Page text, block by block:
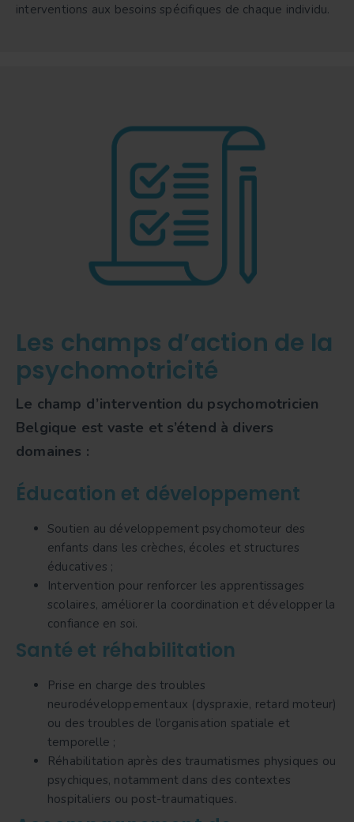
interventions aux besoins spécifiques de chaque individu.
Les champs d’action de la
psychomotricité
Le champ d’intervention du psychomotricien
Belgique est vaste et s’étend à divers
domaines :
Éducation et développement
Soutien au développement psychomoteur des
enfants dans les crèches, écoles et structures
éducatives ;
Intervention pour renforcer les apprentissages
scolaires, améliorer la coordination et développer la
confiance en soi.
Santé et réhabilitation
Prise en charge des troubles
neurodéveloppementaux (dyspraxie, retard moteur)
ou des troubles de l’organisation spatiale et
temporelle ;
Réhabilitation après des traumatismes physiques ou
psychiques, notamment dans des contextes
hospitaliers ou post-traumatiques.